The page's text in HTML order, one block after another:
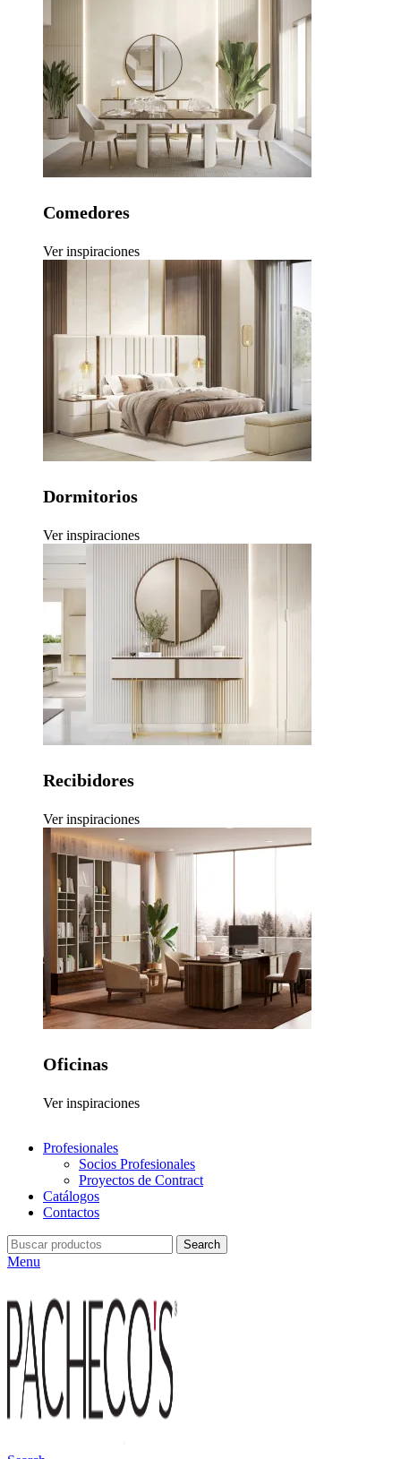
Comedores
Ver inspiraciones
Dormitorios
Ver inspiraciones
Recibidores
Ver inspiraciones
Oficinas
Ver inspiraciones
Profesionales
Socios Profesionales
Proyectos de Contract
Catálogos
Contactos
Search
Menu